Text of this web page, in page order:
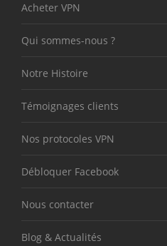
Acheter VPN
Qui sommes-nous ?
Notre Histoire
Témoignages clients
Nos protocoles VPN
Débloquer Facebook
Nous contacter
Blog & Actualités